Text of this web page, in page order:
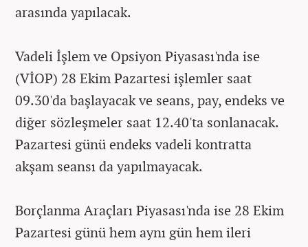
arasında yapılacak.
Vadeli İşlem ve Opsiyon Piyasası'nda ise
(VİOP) 28 Ekim Pazartesi işlemler saat
09.30'da başlayacak ve seans, pay, endeks ve
diğer sözleşmeler saat 12.40'ta sonlanacak.
Pazartesi günü endeks vadeli kontratta
akşam seansı da yapılmayacak.
Borçlanma Araçları Piyasası'nda ise 28 Ekim
Pazartesi günü hem aynı gün hem ileri